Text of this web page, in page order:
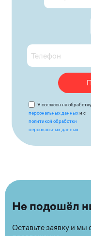
Я согласен на
персональных данныхи с
политикой обработки
персональных данных
Не подошёл
Оставьте заявку и